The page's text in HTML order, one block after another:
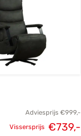
Adviesprijs €999,-
Vissersprijs €739,-